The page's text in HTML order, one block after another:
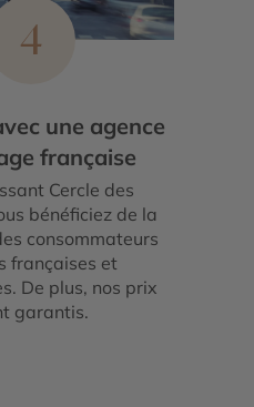
4
une agence
française
Cercle des
bénéficiez de la
consommateurs
françaises et
De plus, nos prix
garantis.